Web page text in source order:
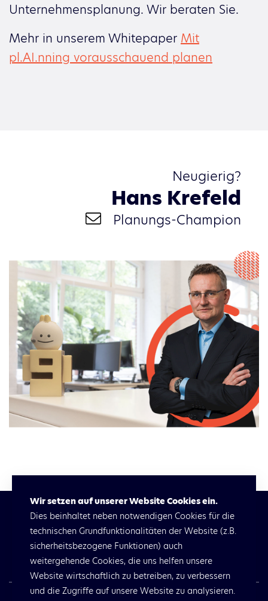
Wir setzen auf unserer Website Cookies ein.
Dies beinhaltet neben notwendigen Cookies für die
technischen Grundfunktionalitäten der Website (z.B.
sicherheitsbezogene Funktionen) auch
weitergehende Cookies, die uns helfen unsere
Website wirtschaftlich zu betreiben, zu verbessern
und die Zugriffe auf unsere Website zu analysieren.
Unternehmensplanung. Wir beraten Sie.
Mehr in unserem Whitepaper Mit
pl.AI.nning vorausschauend planen
Neugierig?
Hans Krefeld
Planungs-Champion
Lösungen
Referenzen
Beratung
Workshops
Technologien
Aktuelles
Wir